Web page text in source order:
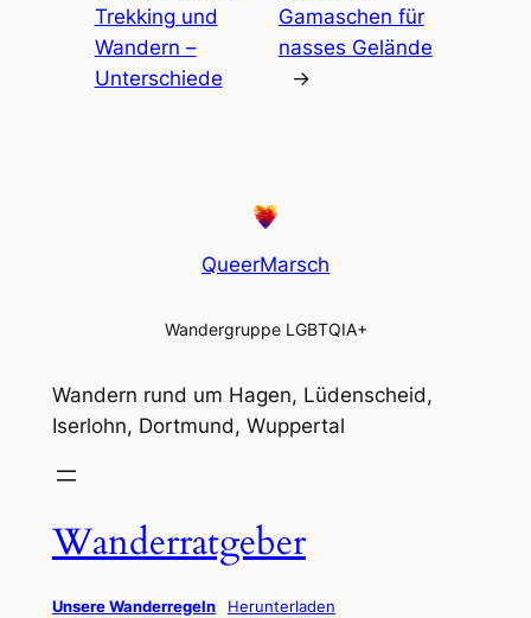
Trekking und
Wandern –
Unterschiede
Gamaschen für
nasses Gelände
→
QueerMarsch
Wandergruppe LGBTQIA+
Wandern rund um Hagen, Lüdenscheid,
Iserlohn, Dortmund, Wuppertal
Wanderratgeber
Unsere Wanderregeln Herunterladen